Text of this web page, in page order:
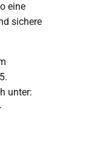
eine
sichere
unter: